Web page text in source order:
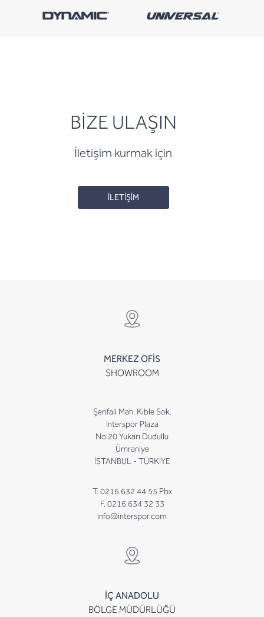
BİZE ULAŞIN
İletişim kurmak için
İLETİŞİM
MERKEZ OFİS
SHOWROOM
Şerifali Mah. Kıble Sok.
Interspor Plaza
No.20 Yukarı Dudullu
Ümraniye
İSTANBUL - TÜRKİYE
T. 0216 632 44 55 Pbx
F. 0216 634 32 33
info@interspor.com
İÇ ANADOLU
BÖLGE MÜDÜRLÜĞÜ